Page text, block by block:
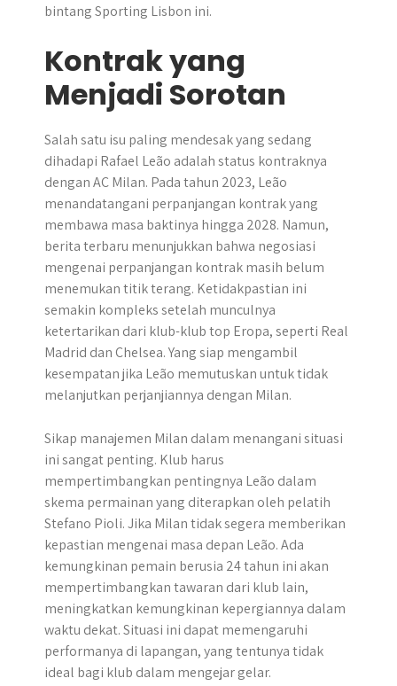
bintang Sporting Lisbon ini.
Kontrak yang
Menjadi Sorotan
Salah satu isu paling mendesak yang sedang
dihadapi Rafael Leão adalah status kontraknya
dengan AC Milan. Pada tahun 2023, Leão
menandatangani perpanjangan kontrak yang
membawa masa baktinya hingga 2028. Namun,
berita terbaru menunjukkan bahwa negosiasi
mengenai perpanjangan kontrak masih belum
menemukan titik terang. Ketidakpastian ini
semakin kompleks setelah munculnya
ketertarikan dari klub-klub top Eropa, seperti Real
Madrid dan Chelsea. Yang siap mengambil
kesempatan jika Leão memutuskan untuk tidak
melanjutkan perjanjiannya dengan Milan.
Sikap manajemen Milan dalam menangani situasi
ini sangat penting. Klub harus
mempertimbangkan pentingnya Leão dalam
skema permainan yang diterapkan oleh pelatih
Stefano Pioli. Jika Milan tidak segera memberikan
kepastian mengenai masa depan Leão. Ada
kemungkinan pemain berusia 24 tahun ini akan
mempertimbangkan tawaran dari klub lain,
meningkatkan kemungkinan kepergiannya dalam
waktu dekat. Situasi ini dapat memengaruhi
performanya di lapangan, yang tentunya tidak
ideal bagi klub dalam mengejar gelar.